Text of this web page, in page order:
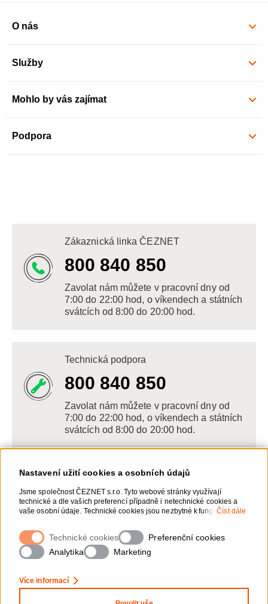
Nastavení užití cookies a osobních údajů
Jsme společnost ČEZNET s.r.o. Tyto webové stránky využívají
technické a dle vašich preferencí případně i netechnické cookies a
vaše osobní údaje. Technické cookies jsou nezbytné k fungování
webové stránky vašim preferencím, k personalizaci reklam a
analytice. Pro sběr a zpracování netechnických cookies a vašich
osobních údajů, nám můžete udělit souhlas. Bližší informace o vašich
právech, zpracování osobních údajů, včetně možnosti odvolání
Číst dále
Technické cookies
Preferenční cookies
Analytika
Marketing
Více informací
O nás
Služby
Mohlo by vás zajímat
Podpora
Zákaznická linka ČEZNET
800 840 850
Zavolat nám můžete v pracovní dny od
7:00 do 22:00 hod, o víkendech a státních
svátcích od 8:00 do 20:00 hod.
Technická podpora
800 840 850
Zavolat nám můžete v pracovní dny od
7:00 do 22:00 hod, o víkendech a státních
svátcích od 8:00 do 20:00 hod.
Napište nám
POSLAT VZKAZ
Zanechte nám vzkaz online, my se vám
ozveme zpět